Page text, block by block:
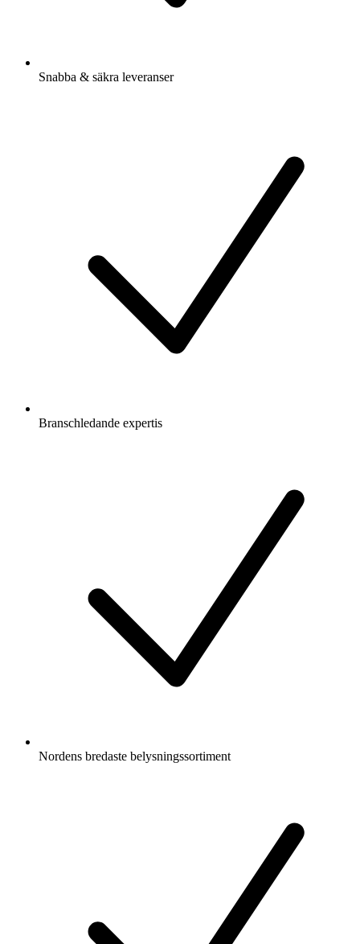
Snabba & säkra leveranser
Branschledande expertis
Nordens bredaste belysningssortiment